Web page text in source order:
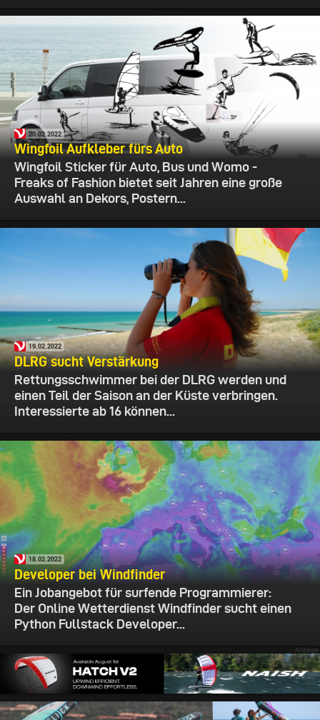
20.02.2022
Wingfoil Aufkleber fürs Auto
Wingfoil Sticker für Auto, Bus und Womo -
Freaks of Fashion bietet seit Jahren eine große
Auswahl an Dekors, Postern...
19.02.2022
DLRG sucht Verstärkung
Rettungsschwimmer bei der DLRG werden und
einen Teil der Saison an der Küste verbringen.
Interessierte ab 16 können...
18.02.2022
Developer bei Windfinder
Ein Jobangebot für surfende Programmierer:
Der Online Wetterdienst Windfinder sucht einen
Python Fullstack Developer...